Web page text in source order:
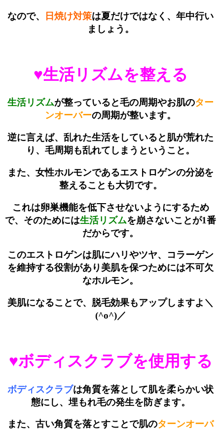
なので、 日焼け対策は夏だけではなく、年中行い
ましょう。
♥生活リズムを整える
生活リズムが整っていると毛の周期やお肌のター
ンオーバーの周期が整います。
逆に言えば、乱れた生活をしていると肌が荒れた
り、毛周期も乱れてしまうということ。
また、女性ホルモンであるエストロゲンの分泌を
整えることも大切です。
これは卵巣機能を低下させないようにするため
で、そのためには生活リズムを崩さないことが1番
だからです。
このエストロゲンは肌にハリやツヤ、コラーゲン
を維持する役割があり美肌を保つためには不可欠
なホルモン。
美肌になることで、脱毛効果もアップしますよ＼
(^o^)／
♥ボディスクラブを使用する
ボディスクラブは角質を落として肌を柔らかい状
態にし、埋もれ毛の発生を防ぎます。
また、古い角質を落とすことで肌のターンオーバ